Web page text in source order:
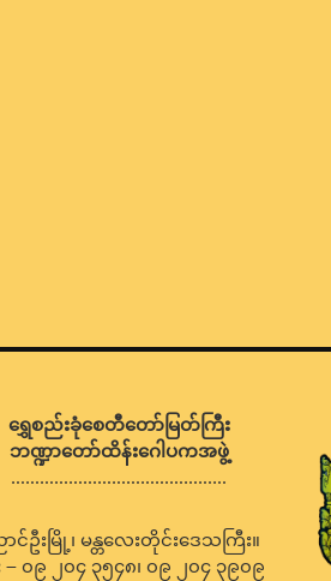
ရွှေစည်းခုံစေတီတော်မြတ်ကြီး
ဘဏ္ဍာတော်ထိန်းဂေါပကအဖွဲ့
………………………………………
င်ဦးမြို့၊ မန္တလေးတိုင်းဒေသကြီး။
– ၀၉ ၂၀၄ ၃၅၄၈၊ ၀၉ ၂၀၄ ၃၉၀၉